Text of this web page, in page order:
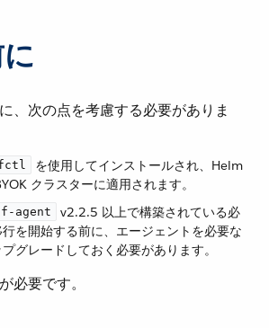
、次の点を考慮する必要がありま
​ を使用してインストールされ、Helm
クラスターに適用されます。
agent
​ v2.2.5 以上で構築されている必
を開始する前に、エージェントを必要な
グレードしておく必要があります。
必要です。